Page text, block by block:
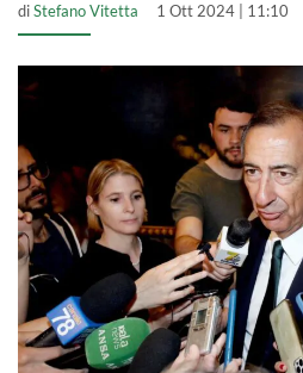
diStefano Vitetta 1 Ott 2024 | 11:10